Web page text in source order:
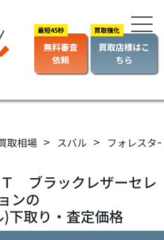
無料審査
依頼
買取店様はこ
ちら
取相場 > スバル > フォレスタ
ブラックレザーセレ
ンの
下取り・査定価格